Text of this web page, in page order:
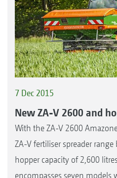
7 Dec 2015
New ZA-V 2600 and
With the ZA-V 2600
ZA-V fertiliser spreader
hopper capacity of 2,600
encompasses seven